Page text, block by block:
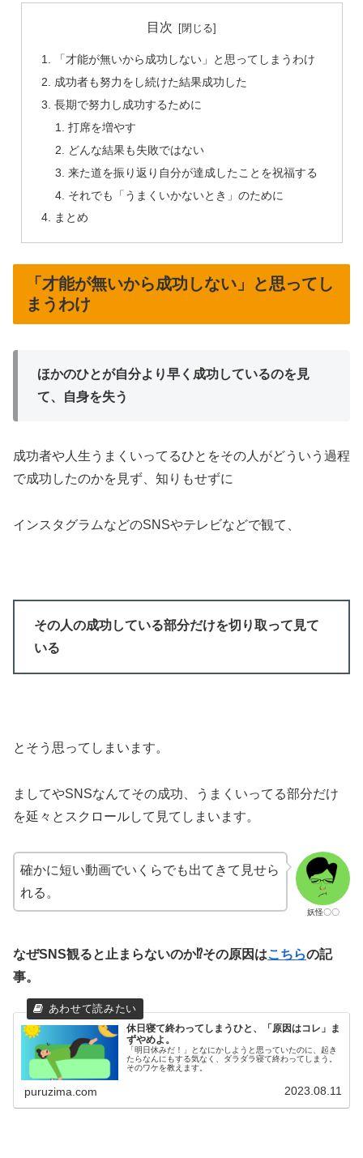
目次
「才能が無いから成功しない」と思ってしまうわけ
成功者も努力をし続けた結果成功した
長期で努力し成功するために
打席を増やす
どんな結果も失敗ではない
来た道を振り返り自分が達成したことを祝福する
それでも「うまくいかないとき」のために
まとめ
「才能が無いから成功しない」と思ってし
まうわけ
ほかのひとが自分より早く成功しているのを見
て、自身を失う
成功者や人生うまくいってるひとをその人がどういう過程
で成功したのかを見ず、知りもせずに
インスタグラムなどのSNSやテレビなどで観て、
その人の成功している部分だけを切り取って見て
いる
とそう思ってしまいます。
ましてやSNSなんてその成功、うまくいってる部分だけ
を延々とスクロールして見てしまいます。
妖怪〇〇
確かに短い動画でいくらでも出てきて見せら
れる。
なぜSNS観ると止まらないのか⁉その原因はこちらの記
事。
休日寝て終わってしまうひと、「原因はコレ」ま
ずやめよ。
「明日休みだ！」となにかしようと思っていたのに、起き
たらなんにもする気なく、ダラダラ寝て終わってしまう。
そのワケを教えます。
puruzima.com 2023.08.11